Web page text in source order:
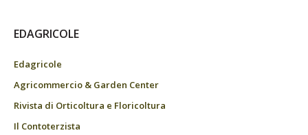
EDAGRICOLE
Edagricole
Agricommercio & Garden Center
Rivista di Orticoltura e Floricoltura
Il Contoterzista